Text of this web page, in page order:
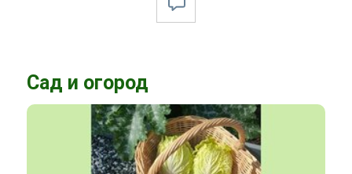
Сад и огород